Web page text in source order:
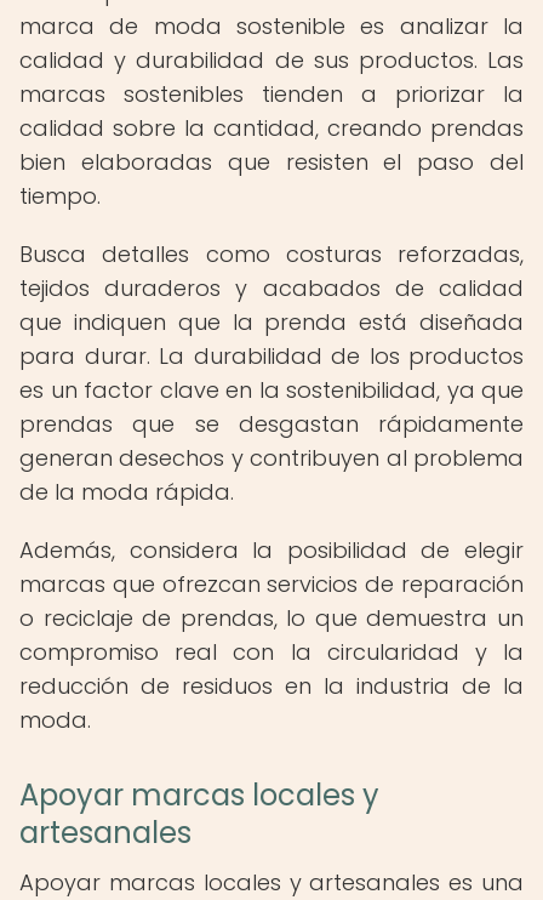
marca de moda sostenible es analizar la
calidad y durabilidad de sus productos. Las
marcas sostenibles tienden a priorizar la
calidad sobre la cantidad, creando prendas
bien elaboradas que resisten el paso del
tiempo.
Busca detalles como costuras reforzadas,
tejidos duraderos y acabados de calidad
que indiquen que la prenda está diseñada
para durar. La durabilidad de los productos
es un factor clave en la sostenibilidad, ya que
prendas que se desgastan rápidamente
generan desechos y contribuyen al problema
de la moda rápida.
Además, considera la posibilidad de elegir
marcas que ofrezcan servicios de reparación
o reciclaje de prendas, lo que demuestra un
compromiso real con la circularidad y la
reducción de residuos en la industria de la
moda.
Apoyar marcas locales y
artesanales
Apoyar marcas locales y artesanales es una